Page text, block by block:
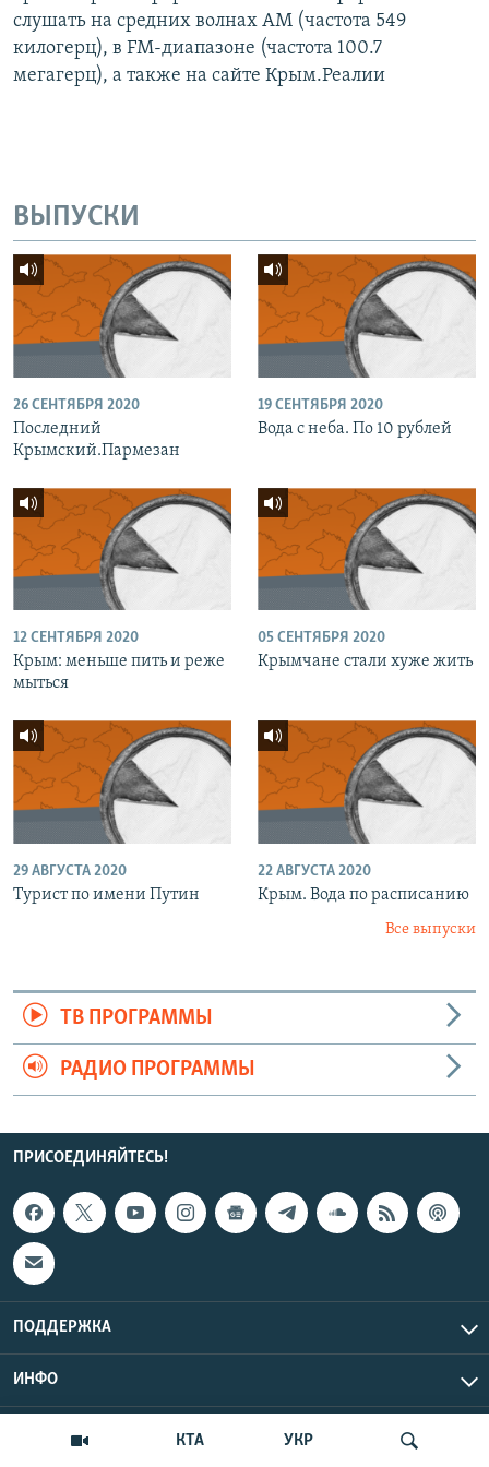
КТА УКР
слушать на средних волнах AM (частота 549
килогерц), в FM-диапазоне (частота 100.7
мегагерц), а также на сайте Крым.Реалии
ВЫПУСКИ
26 СЕНТЯБРЯ 2020
Последний
Крымский.Пармезан
19 СЕНТЯБРЯ 2020
Вода с неба. По 10 рублей
12 СЕНТЯБРЯ 2020
Крым: меньше пить и реже
мыться
05 СЕНТЯБРЯ 2020
Крымчане стали хуже жить
29 АВГУСТА 2020
Турист по имени Путин
22 АВГУСТА 2020
Крым. Вода по расписанию
Все выпуски
ТВ ПРОГРАММЫ
РАДИО ПРОГРАММЫ
ПРИСОЕДИНЯЙТЕСЬ!
ПОДДЕРЖКА
ИНФО
Copyright Крым.Реалии, 2026 | Все права защищены.
UTC+3